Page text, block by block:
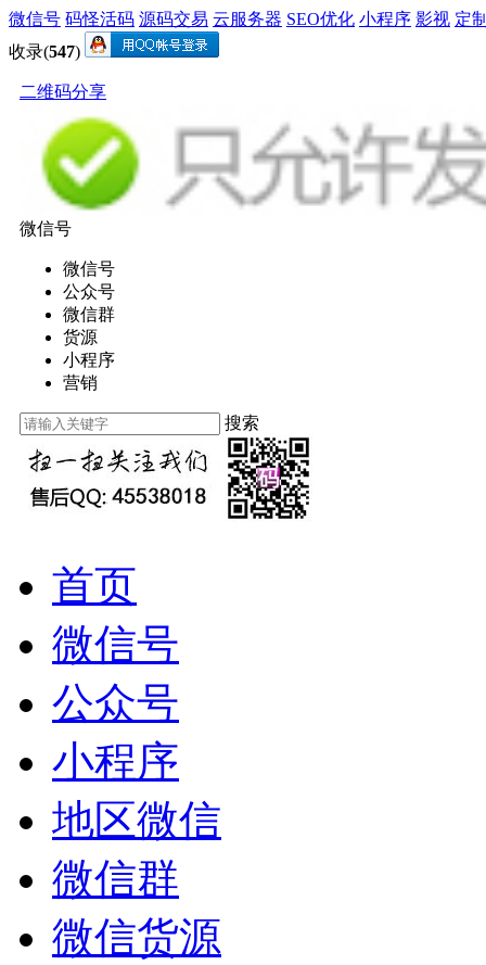
微信号 码怪活码 源码交易 云服务器 SEO优化 小程序 影视 定
收录(547)
二维码分享
微信号
微信号
公众号
微信群
货源
小程序
营销
搜索
首页
微信号
公众号
小程序
地区微信
微信群
微信货源